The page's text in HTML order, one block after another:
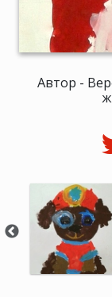
Автор -